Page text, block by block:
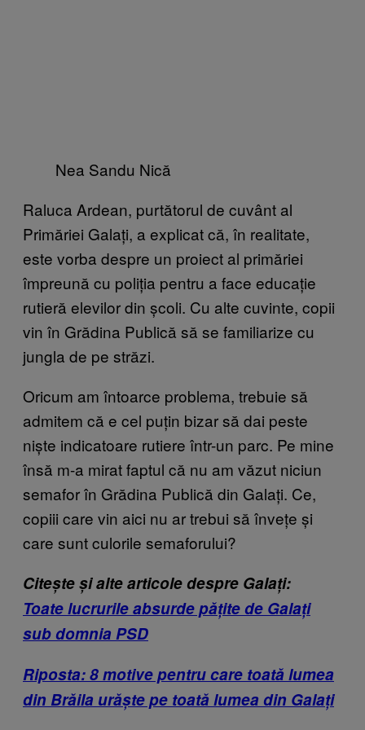
Nea Sandu Nică
Raluca Ardean, purtătorul de cuvânt al
Primăriei Galați, a explicat că, în realitate,
este vorba despre un proiect al primăriei
împreună cu poliția pentru a face educație
rutieră elevilor din școli. Cu alte cuvinte, copii
vin în Grădina Publică să se familiarize cu
jungla de pe străzi.
Oricum am întoarce problema, trebuie să
admitem că e cel puțin bizar să dai peste
niște indicatoare rutiere într-un parc. Pe mine
însă m-a mirat faptul că nu am văzut niciun
semafor în Grădina Publică din Galați. Ce,
copiii care vin aici nu ar trebui să învețe și
care sunt culorile semaforului?
Citește și alte articole despre Galați:
Toate lucrurile absurde pățite de Galați
sub domnia PSD
Riposta: 8 motive pentru care toată lumea
din Brăila urăște pe toată lumea din Galați